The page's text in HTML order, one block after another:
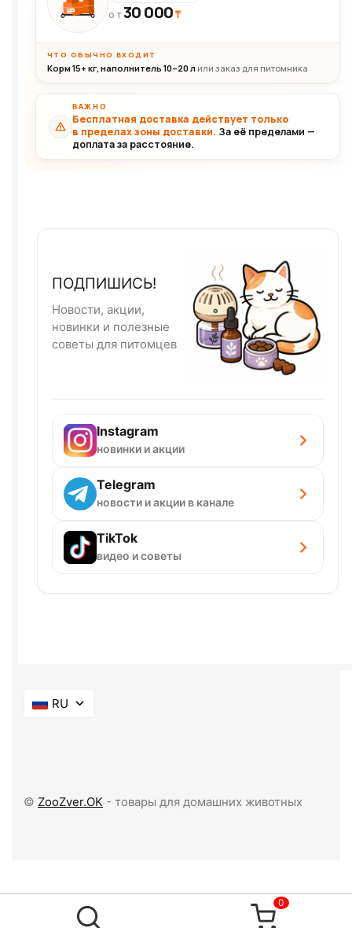
30+кг ОТ30 000₸
ЧТО ОБЫЧНО ВХОДИТ
Корм 15+ кг, наполнитель 10–20 л или заказ для питомника
ВАЖНО
Бесплатная доставка действует только
в пределах зоны доставки. За её пределами —
доплата за расстояние.
ПОДПИШИСЬ!
Новости, акции,
новинки и полезные
советы для питомцев
Instagram
новинки и акции
Telegram
новости и акции в канале
TikTok
видео и советы
RU
© ZooZver.OK - товары для домашних животных
0